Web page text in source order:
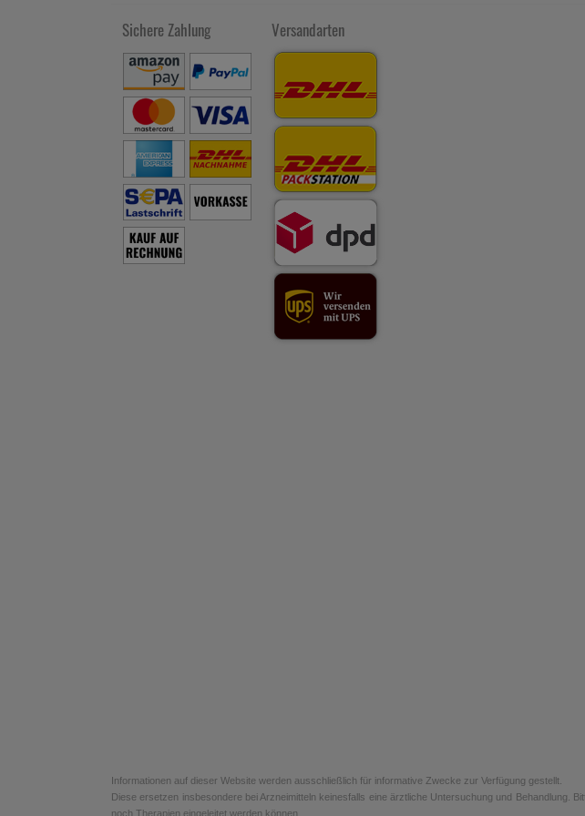
Sichere Zahlung Versandarten
Informationen auf dieser Website werden ausschließlich für informative Zwecke zur Verfügung gestellt.
Diese ersetzen insbesondere bei Arzneimitteln keinesfalls eine ärztliche Untersuchung und Behandlung.
noch Therapien eingeleitet werden können.